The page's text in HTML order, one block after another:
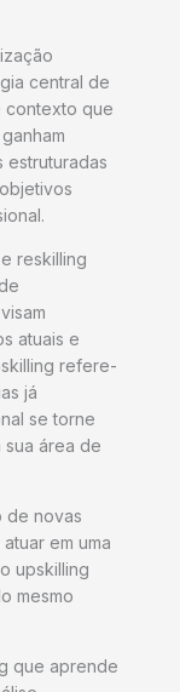
central de
contexto que
estruturadas
reskilling
atuais e
refere-
já
se torne
área de
de novas
em uma
upskilling
mesmo
que aprende